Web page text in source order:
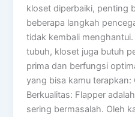
kloset diperbaiki, penting
beberapa langkah
tidak kembali
tubuh, kloset juga butuh
prima dan berfungsi
yang bisa kamu terapkan:
Berkualitas: Flapper
sering bermasalah. Oleh